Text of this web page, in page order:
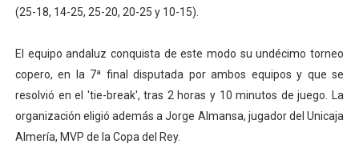
Mundial de Fórmula 1 2026 - Lando Norris consigue
Campeonato de Europa de saltos 2026 (París,
(25-18, 14-25, 25-20, 20-25 y 10-15).
El equipo andaluz conquista de este modo su undécimo torneo
copero, en la 7ª final disputada por ambos equipos y que se
resolvió en el 'tie-break', tras 2 horas y 10 minutos de juego. La
organización eligió además a Jorge Almansa, jugador del Unicaja
Almería, MVP de la Copa del Rey.